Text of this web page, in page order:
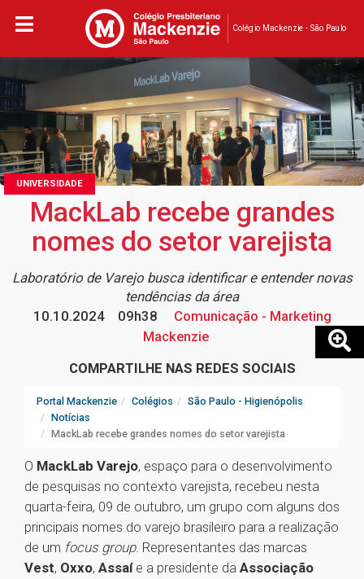
Colégio Mackenzie - São Paulo
UNIVERSIDADE
MackLab recebe grandes
nomes do setor varejista
Laboratório de Varejo busca identificar e entender novas
tendências da área
10.10.2024
09h38
Comunicação - Marketing
Mackenzie
COMPARTILHE NAS REDES SOCIAIS
Portal Mackenzie Colégios
São Paulo - Higienópolis
Notícias
MackLab recebe grandes nomes do setor varejista
O MackLab Varejo, espaço para o desenvolvimento
de pesquisas no contexto varejista, recebeu nesta
quarta-feira, 09 de outubro, um grupo com alguns dos
principais nomes do varejo brasileiro para a realização
de um focus group. Representantes das marcas
Vest, Oxxo, Assaí e a presidente da Associação